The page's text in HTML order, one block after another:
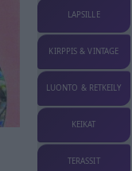
LAPSILLE
KIRPPIS & VINTAGE
LUONTO & RETKEILY
KEIKAT
TERASSIT